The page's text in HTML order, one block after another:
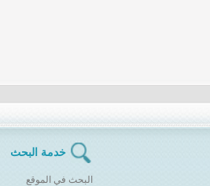
خدمة البحث
البحث في الموقع